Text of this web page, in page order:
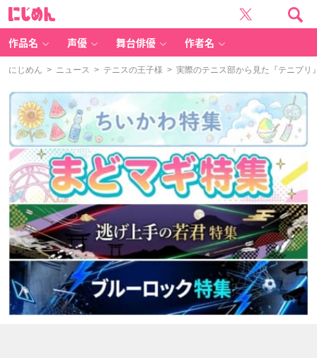
作品名 声優 舞台俳優 作者名
にじめん > ニュース > テニスの王子様 > 実際のテニス部から見た『テニプリ